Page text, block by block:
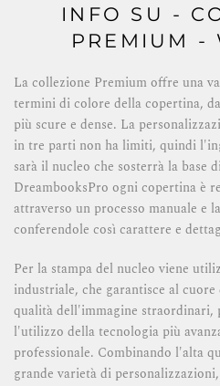
INFO SU -
PREMIUM -
La collezione Premium offre una
termini di colore della copertina,
più scure e dense. La
in tre parti non ha limiti, quindi
sarà il nucleo che sosterrà la base
DreambooksPro ogni copertina è
attraverso un processo manuale e
conferendole così carattere e
Per la stampa del nucleo viene
industriale, che garantisce al
qualità dell'immagine straordinari,
l'utilizzo della tecnologia più
professionale. Combinando l'alta
grande varietà di